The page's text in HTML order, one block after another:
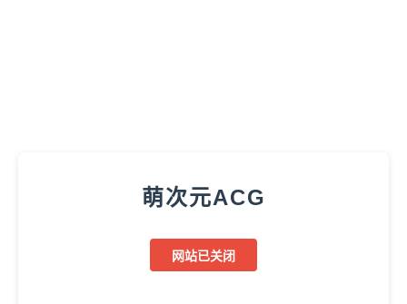
萌次元ACG
网站已关闭